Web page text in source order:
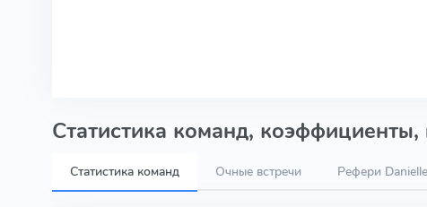
Статистика команд,
Статистика команд Очные встречи Рефери